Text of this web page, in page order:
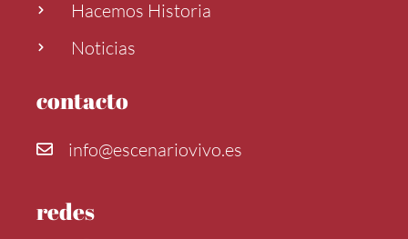
Hacemos Historia
Noticias
contacto
info@escenariovivo.es
redes